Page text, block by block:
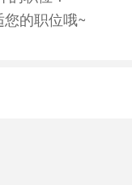
的职位哦~